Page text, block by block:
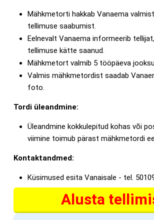
Mähkmetorti hakkab Vanaema
tellimuse saabumist.
Eelnevalt Vanaema informeerib
tellimuse kätte saanud.
Mähkmetort valmib 5 tööpäeva
Valmis mähkmetordist saadab
foto.
Tordi üleandmine:
Üleandmine kokkulepitud kohas või
viimine toimub pärast mähkmetordi
Kontaktandmed:
Küsimused esita Vanaisale - tel.
Alusta